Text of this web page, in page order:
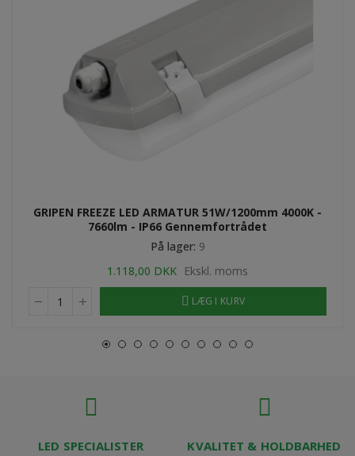
GRIPEN FREEZE LED ARMATUR 51W/1200mm 4000K -
7660lm - IP66 Gennemfortrådet
På lager: 9
1.118,00 DKK Ekskl. moms
LÆG I KURV
LED SPECIALISTER KVALITET & HOLDBARHED